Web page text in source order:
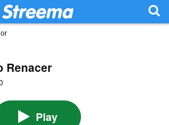
Renacer
Play